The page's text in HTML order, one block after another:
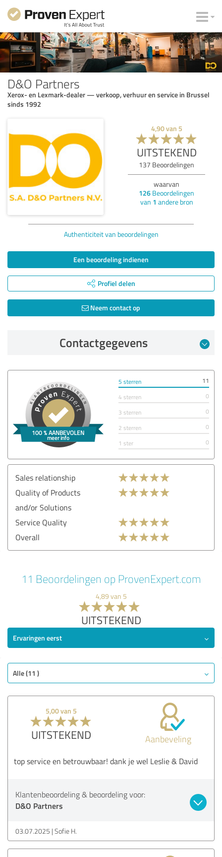
D&O Partners
Xerox- en Lexmark-dealer — verkoop, verhuur en service in Brussel
sinds 1992
4,90van 5
UITSTEKEND
137 Beoordelingen
waarvan
126 Beoordelingen
van 1 andere bron
Authenticiteit van beoordelingen
Een beoordeling indienen
Profiel delen
Neem contact op
Contactgegevens
5 sterren
11
4 sterren
0
3 sterren
0
2 sterren
0
1 ster
0
Sales relationship
Quality of Products
and/or Solutions
Service Quality
Overall
11 Beoordelingen op ProvenExpert.com
4,89 van 5
UITSTEKEND
Ervaringen eerst
Alle (11 )
5,00 van 5
UITSTEKEND Aanbeveling
top service en betrouwbaar! dank je wel Leslie & David
Klantenbeoordeling & beoordeling voor:
D&O Partners
03.07.2025 Sofie H.